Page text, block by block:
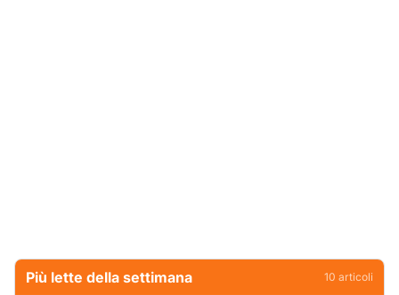
Più lette della settimana 10 articoli